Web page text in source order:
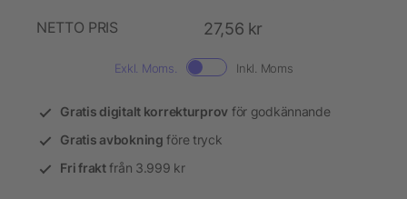
NETTO PRIS
27,56 kr
Exkl. Moms. Inkl. Moms
Gratis digitalt korrekturprov för godkännande
Gratis avbokning före tryck
Fri fraktfrån 3.999 kr